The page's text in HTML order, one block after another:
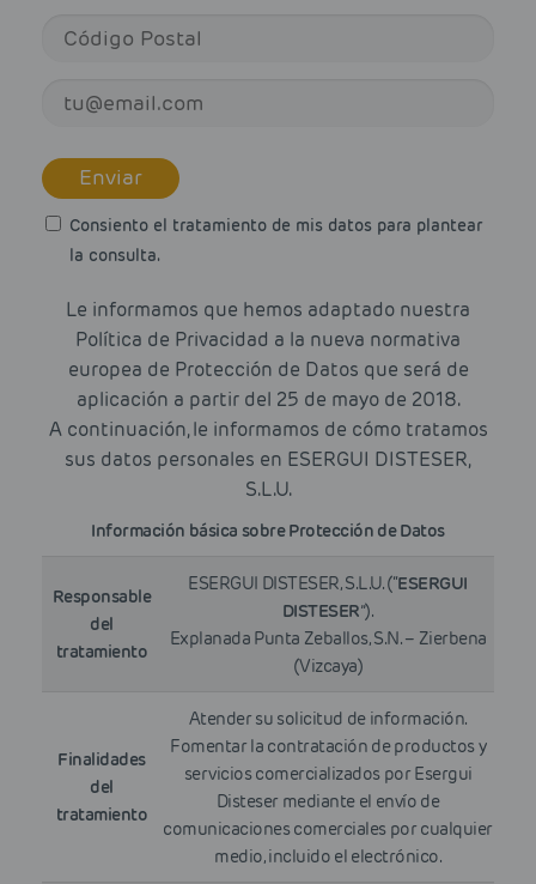
Enviar
Consiento el tratamiento de mis datos para plantear
la consulta.
Le informamos que hemos adaptado nuestra
Política de Privacidad a la nueva normativa
europea de Protección de Datos que será de
aplicación a partir del 25 de mayo de 2018.
A continuación, le informamos de cómo tratamos
sus datos personales en ESERGUI DISTESER,
S.L.U.
Información básica sobre Protección de Datos
Responsable
del
tratamiento
ESERGUI DISTESER, S.L.U. (“ESERGUI
DISTESER”).
Explanada Punta Zeballos, S.N. – Zierbena
(Vizcaya)
Finalidades
del
tratamiento
Atender su solicitud de información.
Fomentar la contratación de productos y
servicios comercializados por Esergui
Disteser mediante el envío de
comunicaciones comerciales por cualquier
medio, incluido el electrónico.